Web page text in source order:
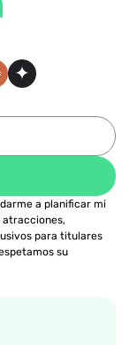
el
Miami. Sí,
vuelta con
un
a planificar mi
atracciones,
para titulares
su